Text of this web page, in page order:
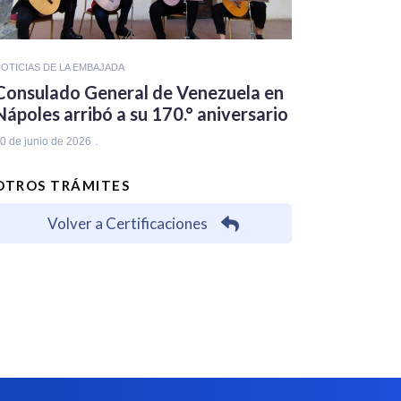
DE LA EMBAJADA
General de Venezuela en
arribó a su 170.° aniversario
de junio de 2026
TRÁMITES
Volver a Certificaciones